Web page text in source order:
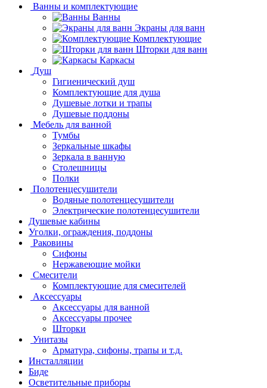
Ванны и комплектующие
Ванны
Экраны для ванн
Комплектующие
Шторки для ванн
Каркасы
Душ
Гигиенический душ
Комплектующие для душа
Душевые лотки и трапы
Душевые поддоны
Мебель для ванной
Тумбы
Зеркальные шкафы
Зеркала в ванную
Столешницы
Полки
Полотенцесушители
Водяные полотенцесушители
Электрические полотенцесушители
Душевые кабины
Уголки, ограждения, поддоны
Раковины
Сифоны
Нержавеющие мойки
Смесители
Комплектующие для смесителей
Аксессуары
Аксессуары для ванной
Аксессуары прочее
Шторки
Унитазы
Арматура, сифоны, трапы и т.д.
Инсталляции
Биде
Осветительные приборы